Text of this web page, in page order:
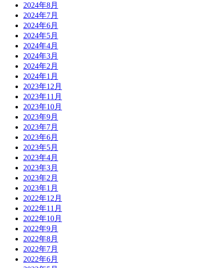
2024年8月
2024年7月
2024年6月
2024年5月
2024年4月
2024年3月
2024年2月
2024年1月
2023年12月
2023年11月
2023年10月
2023年9月
2023年7月
2023年6月
2023年5月
2023年4月
2023年3月
2023年2月
2023年1月
2022年12月
2022年11月
2022年10月
2022年9月
2022年8月
2022年7月
2022年6月